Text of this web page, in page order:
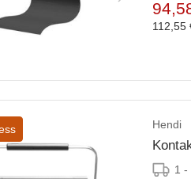
112,55
Hendi
1 -